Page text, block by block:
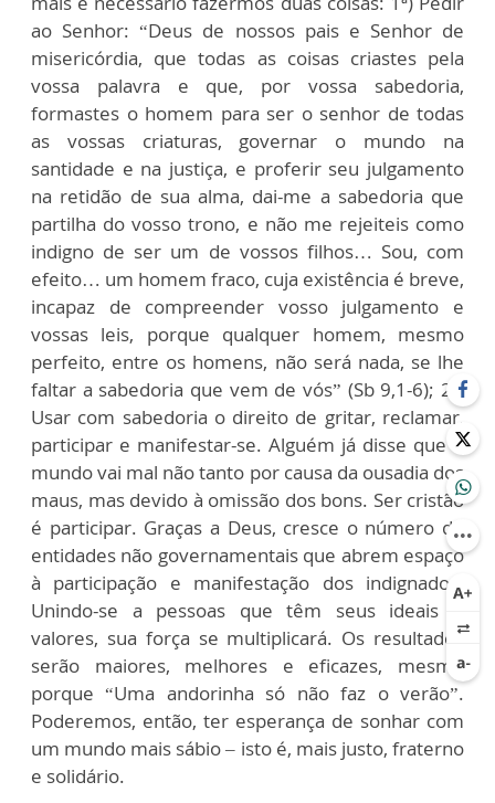
ao Senhor: “Deus de nossos pais e Senhor de
misericórdia, que todas as coisas criastes pela
vossa palavra e que, por vossa sabedoria,
formastes o homem para ser o senhor de todas
as vossas criaturas, governar o mundo na
santidade e na justiça, e proferir seu julgamento
na retidão de sua alma, dai-me a sabedoria que
partilha do vosso trono, e não me rejeiteis como
indigno de ser um de vossos filhos… Sou, com
efeito… um homem fraco, cuja existência é breve,
incapaz de compreender vosso julgamento e
vossas leis, porque qualquer homem, mesmo
perfeito, entre os homens, não será nada, se lhe
faltar a sabedoria que vem de vós” (Sb 9,1-6); 2ª)
Usar com sabedoria o direito de gritar, reclamar,
participar e manifestar-se. Alguém já disse que o
mundo vai mal não tanto por causa da ousadia dos
maus, mas devido à omissão dos bons. Ser cristão
é participar. Graças a Deus, cresce o número de
entidades não governamentais que abrem espaço
à participação e manifestação dos indignados.
Unindo-se a pessoas que têm seus ideais e
valores, sua força se multiplicará. Os resultados
serão maiores, melhores e eficazes, mesmo
porque “Uma andorinha só não faz o verão”.
Poderemos, então, ter esperança de sonhar com
um mundo mais sábio – isto é, mais justo, fraterno
e solidário.